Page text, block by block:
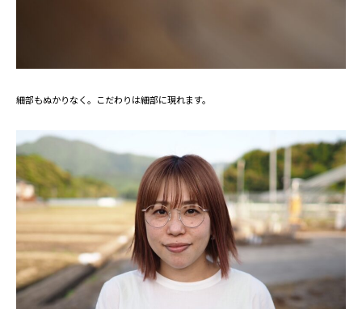
細部もぬかりなく。こだわりは細部に現れます。